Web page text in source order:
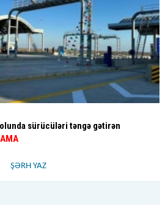
sürücüləri təngə gətirən
ŞƏRH YAZ